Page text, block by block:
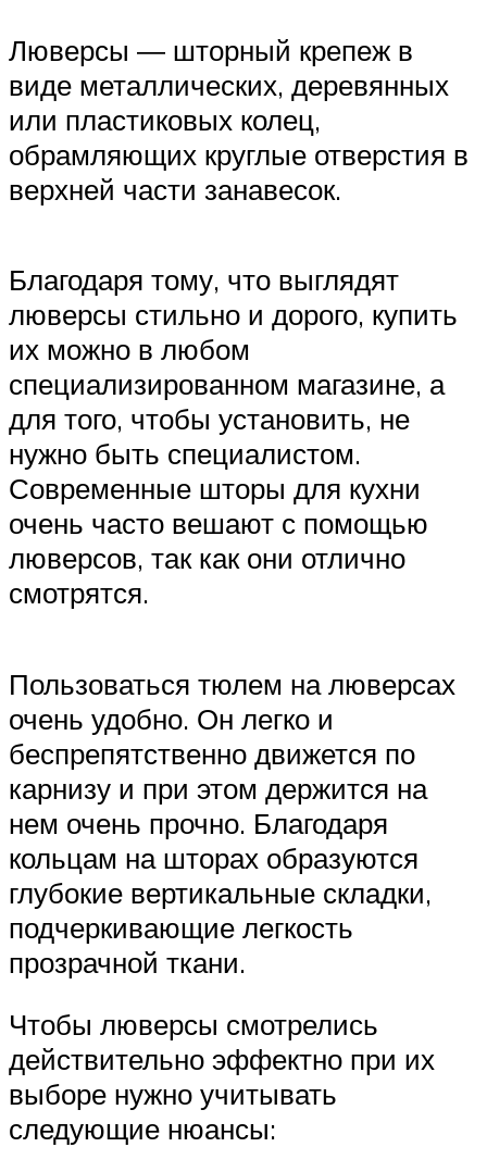
Люверсы ― шторный крепеж в
виде металлических, деревянных
или пластиковых колец,
обрамляющих круглые отверстия в
верхней части занавесок.
Благодаря тому, что выглядят
люверсы стильно и дорого, купить
их можно в любом
специализированном магазине, а
для того, чтобы установить, не
нужно быть специалистом.
Современные шторы для кухни
очень часто вешают с помощью
люверсов, так как они отлично
смотрятся.
Пользоваться тюлем на люверсах
очень удобно. Он легко и
беспрепятственно движется по
карнизу и при этом держится на
нем очень прочно. Благодаря
кольцам на шторах образуются
глубокие вертикальные складки,
подчеркивающие легкость
прозрачной ткани.
Чтобы люверсы смотрелись
действительно эффектно при их
выборе нужно учитывать
следующие нюансы: